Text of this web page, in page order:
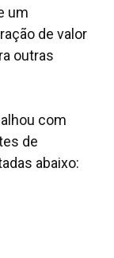
um
de valor
outras
com
de
abaixo: